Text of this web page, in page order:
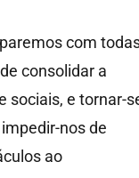
com
consolidar a
sociais, e tornar-
nos de
ao